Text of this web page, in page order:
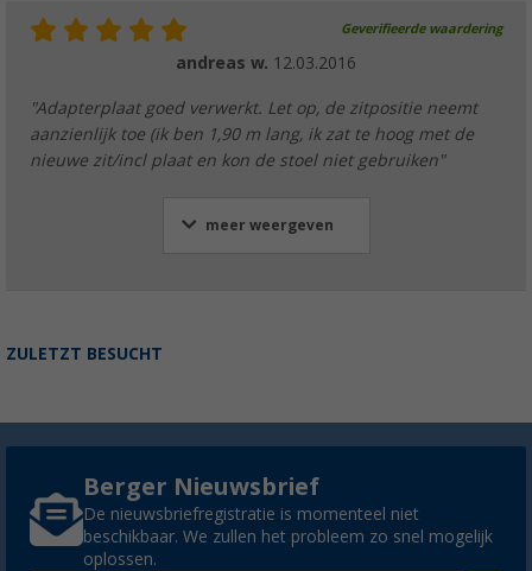
Geverifieerde waardering
andreas w. 12.03.2016
"Adapterplaat goed verwerkt. Let op, de zitpositie neemt
aanzienlijk toe (ik ben 1,90 m lang, ik zat te hoog met de
nieuwe zit/incl plaat en kon de stoel niet gebruiken"
meer weergeven
ZULETZT BESUCHT
Berger Nieuwsbrief
De nieuwsbriefregistratie is momenteel niet
beschikbaar. We zullen het probleem zo snel mogelijk
oplossen.